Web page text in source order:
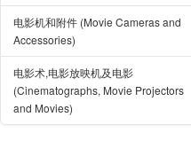
电影机和附件 (Movie Cameras and
Accessories)
电影术,电影放映机及电影
(Cinematographs, Movie Projectors
and Movies)